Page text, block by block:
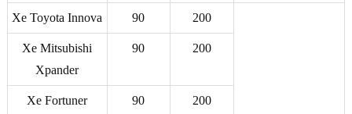
Xe Toyota Innova 90 200
Xe Mitsubishi
Xpander
90 200
Xe Fortuner 90 200